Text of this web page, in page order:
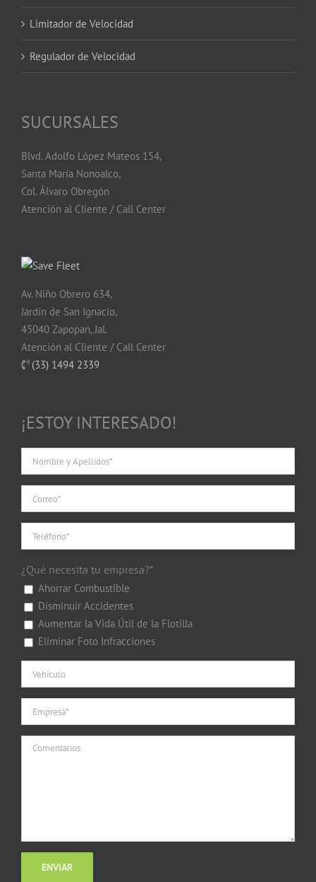
Limitador de Velocidad
Regulador de Velocidad
SUCURSALES
Blvd. Adolfo López Mateos 154,
Santa María Nonoalco,
Col. Álvaro Obregón
Atención al Cliente / Call Center
Av. Niño Obrero 634,
Jardín de San Ignacio,
45040 Zapopan, Jal.
Atención al Cliente / Call Center
(33) 1494 2339
¡ESTOY INTERESADO!
¿Qué necesita tu empresa?*
Ahorrar Combustible
Disminuir Accidentes
Aumentar la Vida Útil de la Flotilla
Eliminar Foto Infracciones